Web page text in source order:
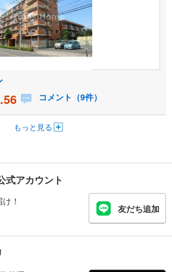
コメント（9件）
もっと見る
式アカウント
！
友だち追加